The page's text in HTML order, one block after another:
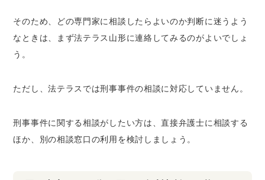
そのため、どの専門家に相談したらよいのか判断に迷うよう
なときは、まず法テラス山形に連絡してみるのがよいでしょ
う。
ただし、法テラスでは刑事事件の相談に対応していません。
刑事事件に関する相談がしたい方は、直接弁護士に相談する
ほか、別の相談窓口の利用を検討しましょう。